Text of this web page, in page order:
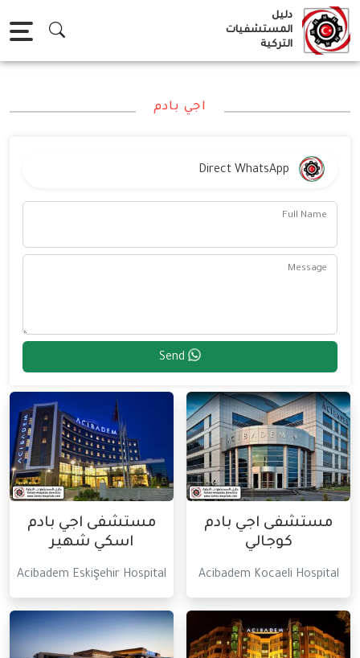
Skip
content
دليل
المستشفيات
التركية
اجي بادم
Full Name
Message
مستشفى اجي بادم
كوجالي
Acibadem Kocaeli Hospital
مستشفى اجي بادم
اسكي شهير
Acibadem Eskişehir Hospital